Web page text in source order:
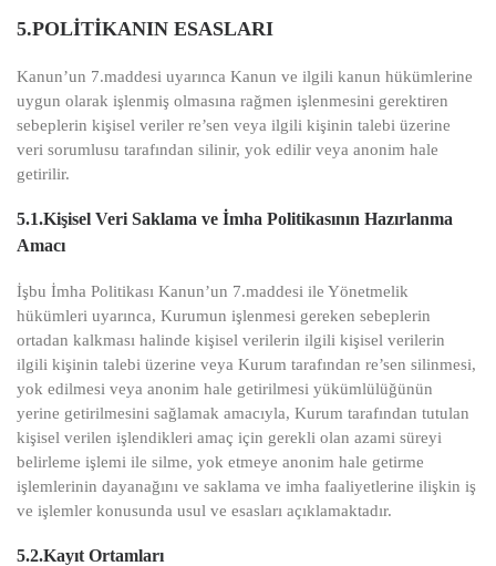
5.POLİTİKANIN ESASLARI
Kanun’un 7.maddesi uyarınca Kanun ve ilgili kanun hükümlerine
uygun olarak işlenmiş olmasına rağmen işlenmesini gerektiren
sebeplerin kişisel veriler re’sen veya ilgili kişinin talebi üzerine
veri sorumlusu tarafından silinir, yok edilir veya anonim hale
getirilir.
5.1.Kişisel Veri Saklama ve İmha Politikasının Hazırlanma
Amacı
İşbu İmha Politikası Kanun’un 7.maddesi ile Yönetmelik
hükümleri uyarınca, Kurumun işlenmesi gereken sebeplerin
ortadan kalkması halinde kişisel verilerin ilgili kişisel verilerin
ilgili kişinin talebi üzerine veya Kurum tarafından re’sen silinmesi,
yok edilmesi veya anonim hale getirilmesi yükümlülüğünün
yerine getirilmesini sağlamak amacıyla, Kurum tarafından tutulan
kişisel verilen işlendikleri amaç için gerekli olan azami süreyi
belirleme işlemi ile silme, yok etmeye anonim hale getirme
işlemlerinin dayanağını ve saklama ve imha faaliyetlerine ilişkin iş
ve işlemler konusunda usul ve esasları açıklamaktadır.
5.2.Kayıt Ortamları